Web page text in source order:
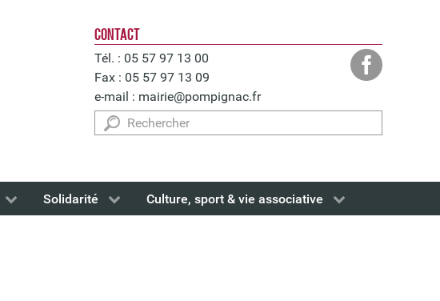
CONTACT
Tél. : 05 57 97 13 00
Fax : 05 57 97 13 09
e-mail : mairie@pompignac.fr
Rechercher
Solidarité Culture, sport & vie associative